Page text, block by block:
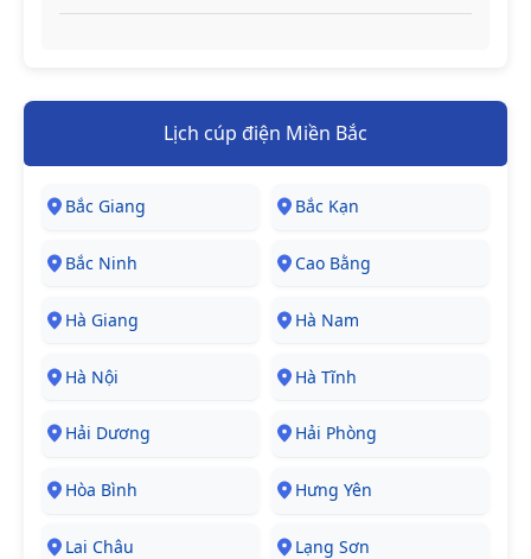
Lịch cúp điện Miền Bắc
Bắc Giang Bắc Kạn
Bắc Ninh Cao Bằng
Hà Giang Hà Nam
Hà Nội Hà Tĩnh
Hải Dương Hải Phòng
Hòa Bình Hưng Yên
Lai Châu Lạng Sơn